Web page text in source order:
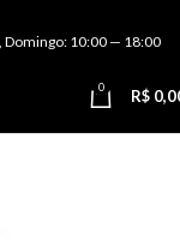
Domingo: 10:00 — 18:00
0 R$